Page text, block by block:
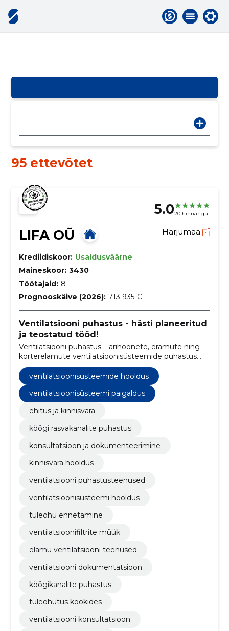
95 ettevõtet
5.020 hinnangut
LIFA OÜ Harjumaa
Krediidiskoor: Usaldusväärne
Maineskoor: 3430
Töötajaid: 8
Prognooskäive (2026): 713 935 €
Ventilatsiooni puhastus - hästi planeeritud
ja teostatud tööd!
Ventilatsiooni puhastus – ärihoonete, eramute ning
korterelamute ventilatsioonisüsteemide puhastus
ning köökide rasvakanalite pesu
ventilatsioonisüsteemide hooldus
ventilatsioonisüsteemi paigaldus
ehitus ja kinnisvara
köögi rasvakanalite puhastus
konsultatsioon ja dokumenteerimine
kinnisvara hooldus
ventilatsiooni puhastusteenused
ventilatsioonisüsteemi hooldus
tuleohu ennetamine
ventilatsioonifiltrite müük
elamu ventilatsiooni teenused
ventilatsiooni dokumentatsioon
köögikanalite puhastus
tuleohutus köökides
ventilatsiooni konsultatsioon